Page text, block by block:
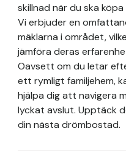
skillnad när du ska
Vi erbjuder en
mäklarna i området,
jämföra deras
Oavsett om du letar
ett rymligt familjehem,
hjälpa dig att navigera
lyckat avslut. Upptäck
din nästa drömbostad.